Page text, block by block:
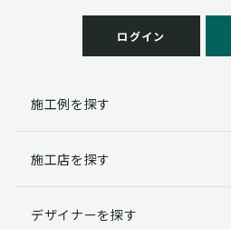
客様には、貴殿の個人情報の利
理・機密保持などによりお客様
個人情報提出の任意性
す。
ログイン
施工例を探す
施工店を探す
デザイナーを探す